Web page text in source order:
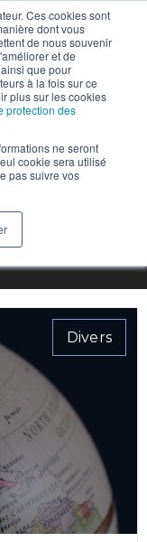
Ces cookies sont
dont vous
de nous souvenir
et de
que pour
à la fois sur ce
plus sur les cookies
protection des
ne seront
cookie sera utilisé
pas suivre vos
Divers